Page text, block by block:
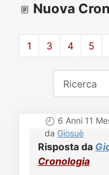
Nuova
1 3 4 5
6 Anni 11
da Giosuè
Risposta da
Cronologia